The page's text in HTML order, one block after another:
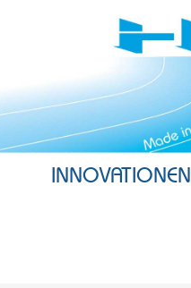
INNOVATIONEN